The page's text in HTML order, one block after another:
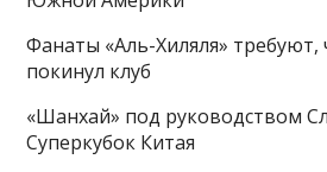
Фанаты «Аль-Хиляля»
покинул клуб
«Шанхай» под руководством
Суперкубок Китая